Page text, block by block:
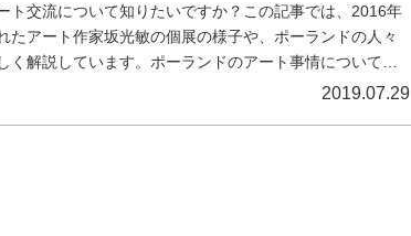
ト交流について知りたいですか？この記事では、2016年
たアート作家坂光敏の個展の様子や、ポーランドの人々
く解説しています。ポーランドのアート事情について知
2019.07.29